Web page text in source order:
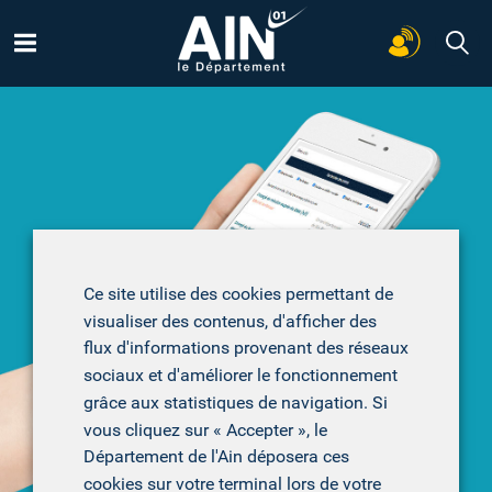
Les dernières actualités
Parents et futurs parents :
un psychologue vous
accompagne
Ce site utilise des cookies permettant de
visualiser des contenus, d'afficher des
flux d'informations provenant des réseaux
sociaux et d'améliorer le fonctionnement
grâce aux statistiques de navigation. Si
vous cliquez sur « Accepter », le
Département de l'Ain déposera ces
cookies sur votre terminal lors de votre